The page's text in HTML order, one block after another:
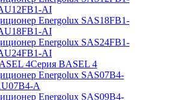
AI
Energolux SAS18FB1-
AI
Energolux SAS24FB1-
AI
Серия BASEL 4
Energolux SAS07B4-
A
Energolux SAS09B4-